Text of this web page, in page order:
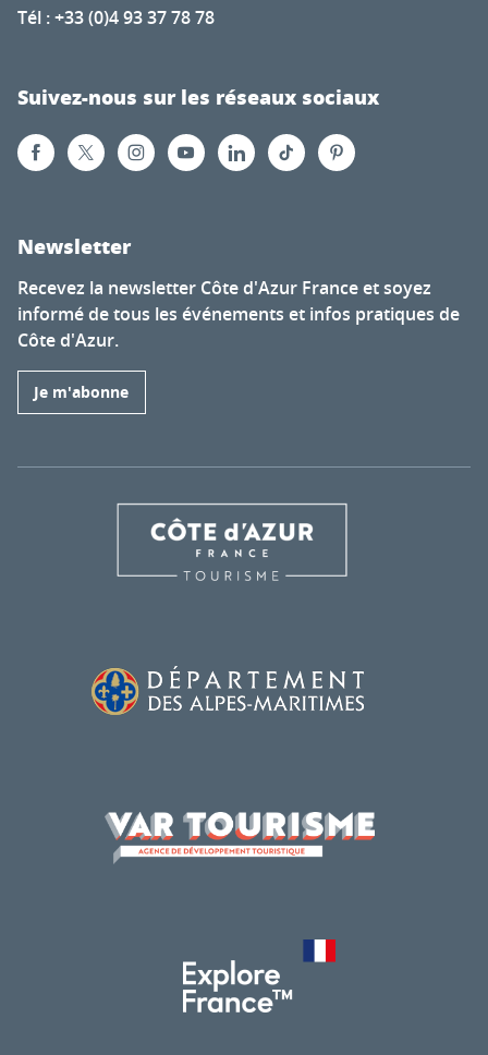
Tél : +33 (0)4 93 37 78 78
Suivez-nous sur les réseaux sociaux
Newsletter
Recevez la newsletter Côte d'Azur France et soyez
informé de tous les événements et infos pratiques de
Côte d'Azur.
Je m'abonne